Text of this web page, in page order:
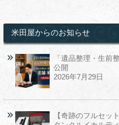
米田屋からのお知らせ
「遺品整理・生前
公開
2026年7月29日
【奇跡のフルセッ